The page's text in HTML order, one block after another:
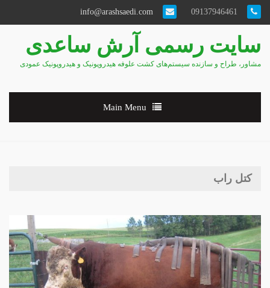
سایت رسمی آرش ساعدی
مشاور، طراح و سازنده سیستم‌های کشت علوفه هیدروپونیک و هیدروپونیک عمودی
Main Menu
کتل راب